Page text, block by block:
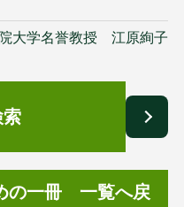
大学名誉教授 江原絢子
索
の一冊 一覧へ戻